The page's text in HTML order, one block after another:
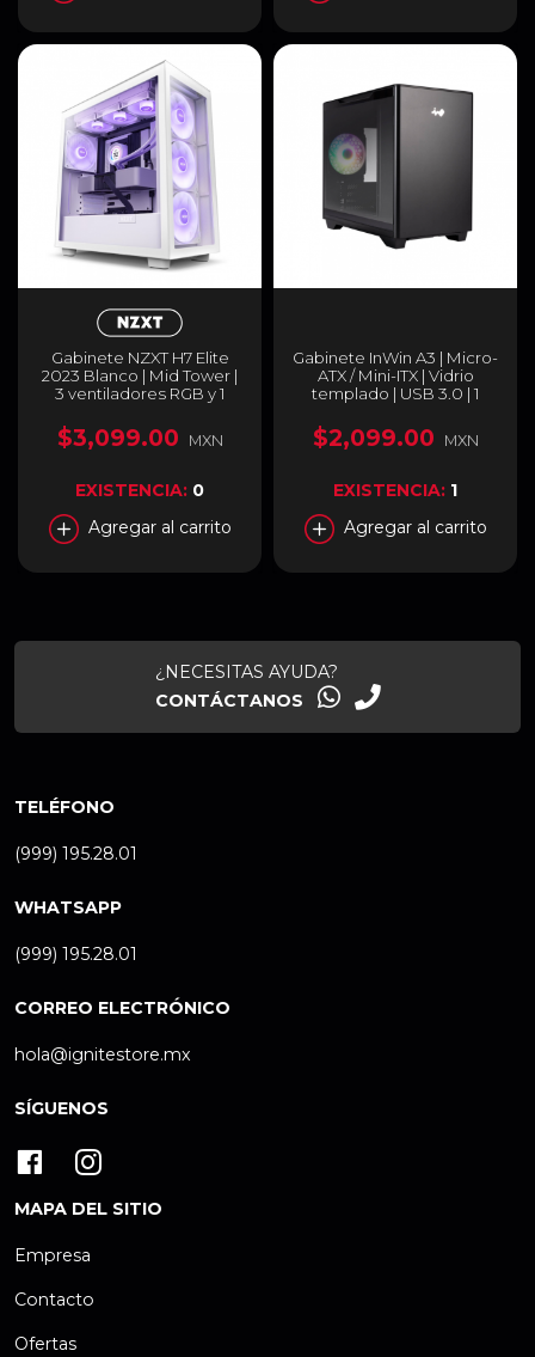
Gabinete NZXT H7 Elite
2023 Blanco | Mid Tower |
3 ventiladores RGB y 1
CM-H71EW-02
$3,099.00 MXN
EXISTENCIA: 0
Agregar al carrito
Gabinete InWin A3 | Micro-
ATX / Mini-ITX | Vidrio
templado | USB 3.0 | 1
Color Negro | A3 BK
$2,099.00 MXN
EXISTENCIA: 1
Agregar al carrito
¿NECESITAS AYUDA?
CONTÁCTANOS
TELÉFONO
(999) 195.28.01
WHATSAPP
(999) 195.28.01
CORREO ELECTRÓNICO
hola@ignitestore.mx
SÍGUENOS
MAPA DEL SITIO
Empresa
Contacto
Ofertas